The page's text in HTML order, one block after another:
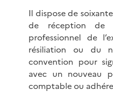
Il dispose de
de réception de
professionnel de
résiliation ou du
convention pour
avec un nouveau
comptable ou